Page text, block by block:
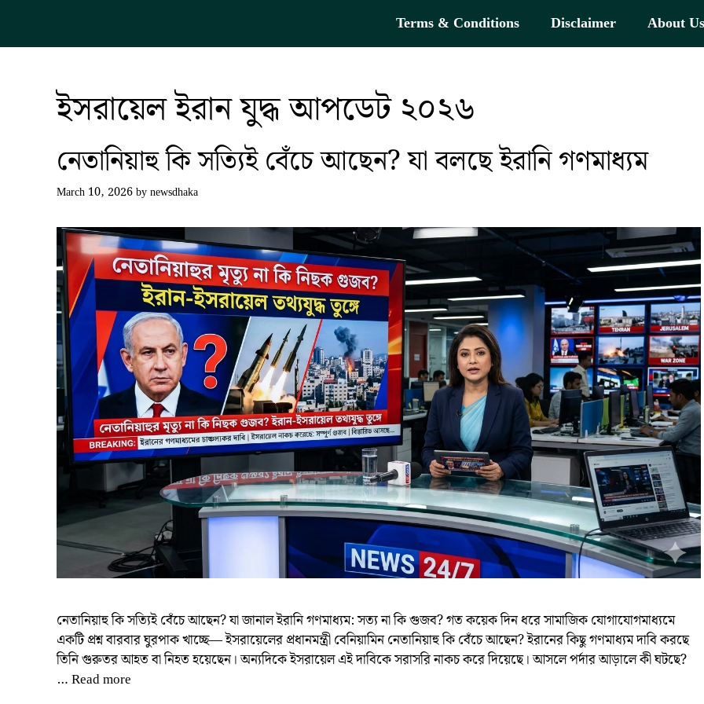
content
Terms & Conditions Disclaimer About Us
ইসরায়েল ইরান যুদ্ধ আপডেট ২০২৬
নেতানিয়াহু কি সত্যিই বেঁচে আছেন? যা বলছে ইরানি গণমাধ্যম
March 10, 2026bynewsdhaka
নেতানিয়াহু কি সত্যিই বেঁচে আছেন? যা জানাল ইরানি গণমাধ্যম: সত্য না কি গুজব? গত কয়েক দিন ধরে সামাজিক যোগাযোগমাধ্যমে
একটি প্রশ্ন বারবার ঘুরপাক খাচ্ছে— ইসরায়েলের প্রধানমন্ত্রী বেনিয়ামিন নেতানিয়াহু কি বেঁচে আছেন? ইরানের কিছু গণমাধ্যম দাবি করছে
তিনি গুরুতর আহত বা নিহত হয়েছেন। অন্যদিকে ইসরায়েল এই দাবিকে সরাসরি নাকচ করে দিয়েছে। আসলে পর্দার আড়ালে কী ঘটছে?
…Read more